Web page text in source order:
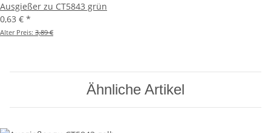
Ausgießer zu CT5843 grün
0,63 € *
Alter Preis: 3,89 €
Ähnliche Artikel